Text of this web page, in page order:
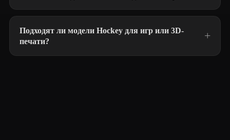
Подходят ли модели Hockey для игр или 3D-
печати?